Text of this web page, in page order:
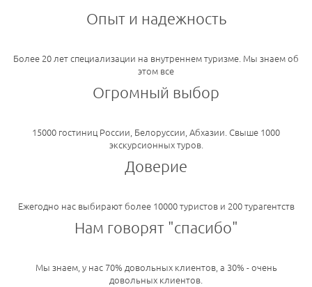
Опыт и надежность
Более 20 лет специализации на внутреннем туризме. Мы знаем об
этом все
Огромный выбор
15000 гостиниц России, Белоруссии, Абхазии. Свыше 1000
экскурсионных туров.
Доверие
Ежегодно нас выбирают более 10000 туристов и 200 турагентств
Нам говорят "спасибо"
Мы знаем, у нас 70% довольных клиентов, а 30% - очень
довольных клиентов.